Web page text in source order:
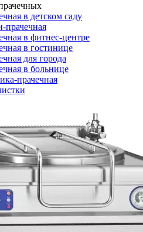
в детском саду
в фитнес-центре
в гостинице
для города
в больнице
прачечная